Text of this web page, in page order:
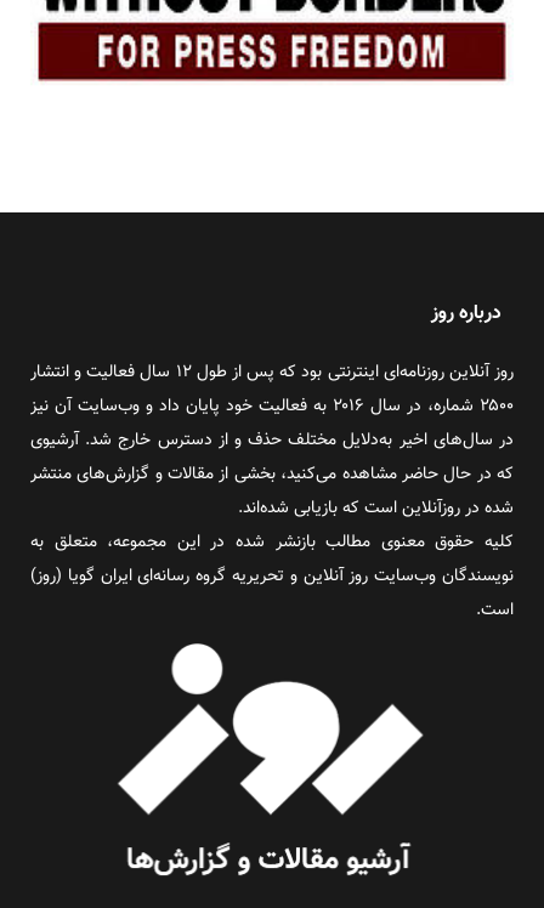
درباره روز
روز آنلاین روزنامه‌ای اینترنتی بود که پس از طول ۱۲ سال فعالیت و انتشار
۲۵۰۰ شماره، در سال ۲۰۱۶ به فعالیت خود پایان داد و وب‌سایت آن نیز
در سال‌های اخیر به‌دلایل مختلف حذف و از دسترس خارج شد. آرشیوی
که در حال حاضر مشاهده می‌کنید، بخشی از مقالات و گزارش‌های منتشر
شده در روزآنلاین است که بازیابی شده‌اند.
کلیه حقوق معنوی مطالب بازنشر شده در این مجموعه، متعلق به
نویسندگان وب‌سایت روز آنلاین و تحریریه گروه رسانه‌ای ایران گویا (روز)
است.